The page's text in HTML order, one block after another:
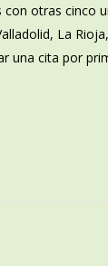
otras cinco
La
una cita por